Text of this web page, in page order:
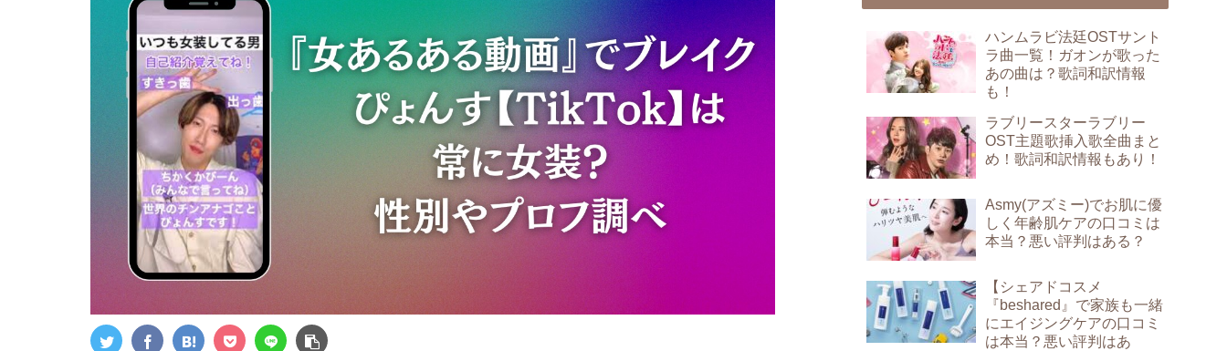
ハンムラビ法廷OSTサント
ラ曲一覧！ガオンが歌った
あの曲は？歌詞和訳情報
も！
ラブリースターラブリー
OST主題歌挿入歌全曲まと
め！歌詞和訳情報もあり！
Asmy(アズミー)でお肌に優
しく年齢肌ケアの口コミは
本当？悪い評判はある？
【シェアドコスメ
『beshared』で家族も一緒
にエイジングケアの口コミ
は本当？悪い評判はあ